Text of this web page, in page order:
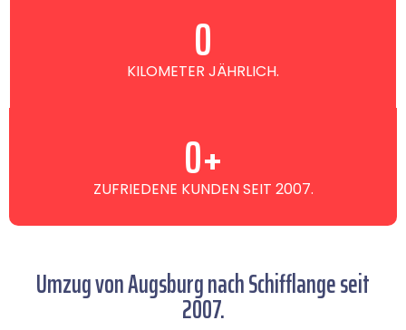
KILOMETER JÄHRLICH.
0
ZUFRIEDENE KUNDEN SEIT 2007.
0+
Umzug von Augsburg nach Schifflange seit
2007.